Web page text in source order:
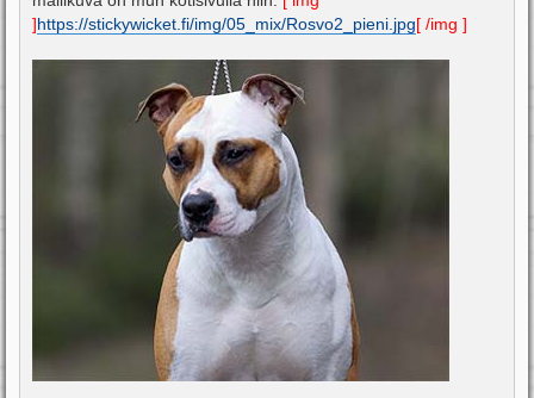
]https://stickywicket.fi/img/05_mix/Rosvo2_pieni.jpg[ /img ]